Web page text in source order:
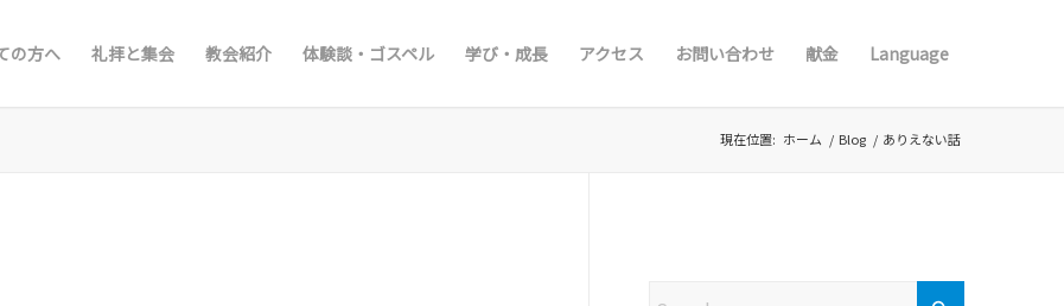
の方へ 礼拝と集会 教会紹介 体験談・ゴスペル 学び・成長 アクセス お問い合わせ 献金 Language
現在位置: ホーム / Blog / ありえない話